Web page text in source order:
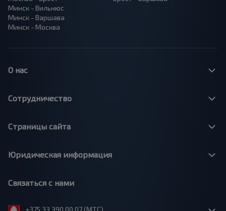
Минск - Вильнюс
Минск - Варшава
Минск - Москва
О нас
Сотрудничество
Страницы сайта
Юридическая информация
Связаться с нами